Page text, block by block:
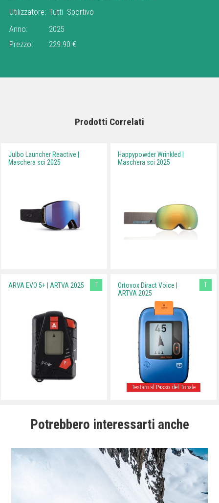
Utilizzatore: Tutti Sportivo
Anno:
2025
Prezzo:
229.90 €
Prodotti Correlati
Julbo Launcher Reactive |
Maschera sci 2025
Happypowder Wrinkled |
Maschera sci 2025
ARVA EVO 5+ | ARTVA 2025 T
Ortovox Diract Voice |
ARTVA 2025
T
Testato al Passo del Tonale
Potrebbero interessarti anche